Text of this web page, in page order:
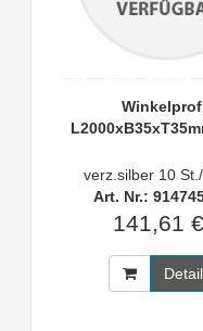
verz.silber 10
Art. Nr.:
141,61